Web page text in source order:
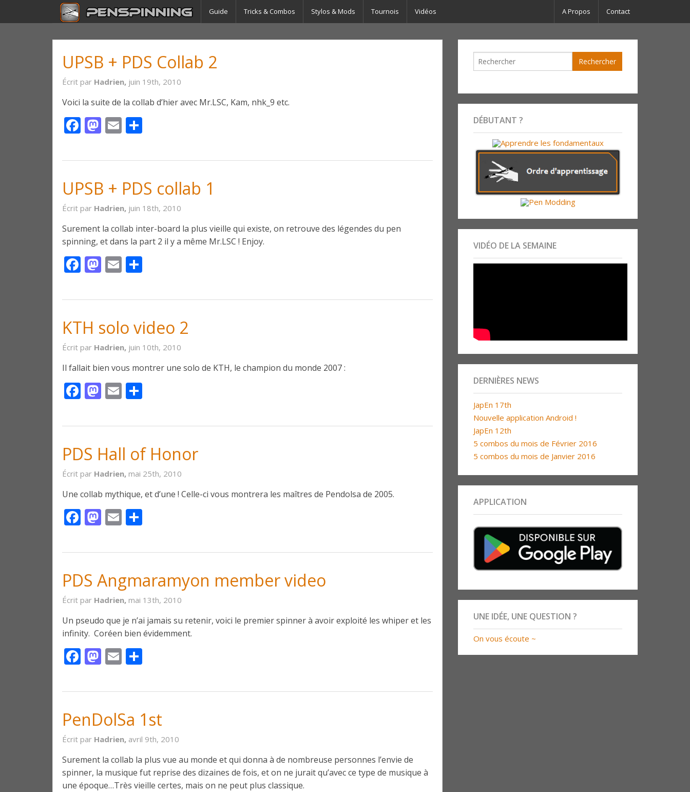
Guide Tricks & Combos Stylos & Mods Tournois Vidéos A Propos Contact
UPSB + PDS Collab 2
Écrit par Hadrien, juin 19th, 2010
Voici la suite de la collab d’hier avec Mr.LSC, Kam, nhk_9 etc.
Facebook
Mastodon
Email
UPSB + PDS collab 1
Écrit par Hadrien, juin 18th, 2010
Surement la collab inter-board la plus vieille qui existe, on retrouve des légendes du pen
spinning, et dans la part 2 il y a même Mr.LSC ! Enjoy.
Facebook
Mastodon
Email
KTH solo video 2
Écrit par Hadrien, juin 10th, 2010
Il fallait bien vous montrer une solo de KTH, le champion du monde 2007 :
Facebook
Mastodon
Email
PDS Hall of Honor
Écrit par Hadrien, mai 25th, 2010
Une collab mythique, et d’une ! Celle-ci vous montrera les maîtres de Pendolsa de 2005.
Facebook
Mastodon
Email
PDS Angmaramyon member video
Écrit par Hadrien, mai 13th, 2010
Un pseudo que je n’ai jamais su retenir, voici le premier spinner à avoir exploité les whiper et les
infinity. Coréen bien évidemment.
Facebook
Mastodon
Email
PenDolSa 1st
Écrit par Hadrien, avril 9th, 2010
Surement la collab la plus vue au monde et qui donna à de nombreuse personnes l’envie de
spinner, la musique fut reprise des dizaines de fois, et on ne jurait qu’avec ce type de musique à
une époque…Très vieille certes, mais on ne peut plus classique.
DÉBUTANT ?
VIDÉO DE LA SEMAINE
DERNIÈRES NEWS
JapEn 17th
Nouvelle application Android !
JapEn 12th
5 combos du mois de Février 2016
5 combos du mois de Janvier 2016
APPLICATION
UNE IDÉE, UNE QUESTION ?
On vous écoute ~